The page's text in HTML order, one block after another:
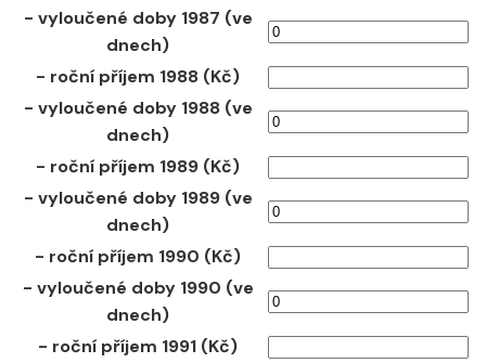
- vyloučené doby 1987 (ve
dnech)
- roční příjem 1988 (Kč)
- vyloučené doby 1988 (ve
dnech)
- roční příjem 1989 (Kč)
- vyloučené doby 1989 (ve
dnech)
- roční příjem 1990 (Kč)
- vyloučené doby 1990 (ve
dnech)
- roční příjem 1991 (Kč)